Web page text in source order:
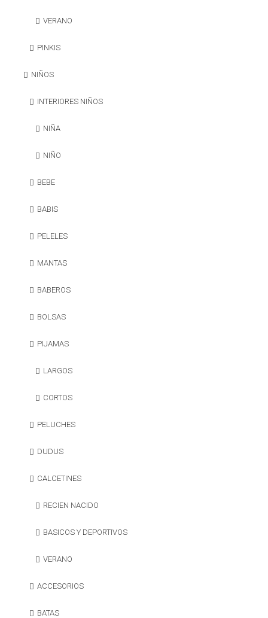
VERANO
PINKIS
NIÑOS
INTERIORES NIÑOS
NIÑA
NIÑO
BEBE
BABIS
PELELES
MANTAS
BABEROS
BOLSAS
PIJAMAS
LARGOS
CORTOS
PELUCHES
DUDUS
CALCETINES
RECIEN NACIDO
BASICOS Y DEPORTIVOS
VERANO
ACCESORIOS
BATAS